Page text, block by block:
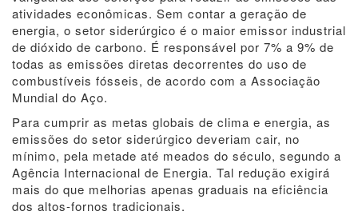
atividades econômicas. Sem contar a geração de
energia, o setor siderúrgico é o maior emissor industrial
de dióxido de carbono. É responsável por 7% a 9% de
todas as emissões diretas decorrentes do uso de
combustíveis fósseis, de acordo com a Associação
Mundial do Aço.
Para cumprir as metas globais de clima e energia, as
emissões do setor siderúrgico deveriam cair, no
mínimo, pela metade até meados do século, segundo a
Agência Internacional de Energia. Tal redução exigirá
mais do que melhorias apenas graduais na eficiência
dos altos-fornos tradicionais.